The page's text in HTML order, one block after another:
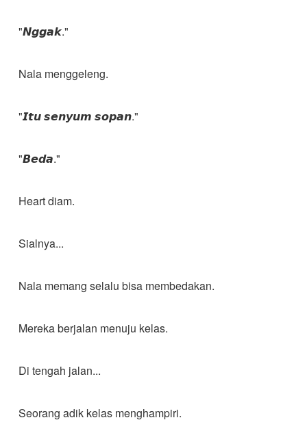
"𝙉𝙜𝙜𝙖𝙠."
Nala menggeleng.
"𝙄𝙩𝙪 𝙨𝙚𝙣𝙮𝙪𝙢 𝙨𝙤𝙥𝙖𝙣."
"𝘽𝙚𝙙𝙖."
Heart diam.
Sialnya...
Nala memang selalu bisa membedakan.
Mereka berjalan menuju kelas.
Di tengah jalan...
Seorang adik kelas menghampiri.